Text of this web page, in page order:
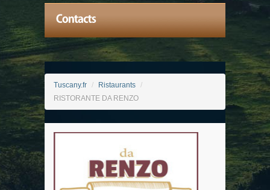
Tuscany.fr / Ristaurants /
RISTORANTE DA RENZO